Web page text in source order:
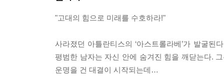
"고대의 힘으로 미래를 수호하라!"
사라졌던 아틀란티스의 ‘아스트롤라베’가 발굴
평범한 남자는 자신 안에 숨겨진 힘을 깨닫는다.
운명을 건 대결이 시작되는데…